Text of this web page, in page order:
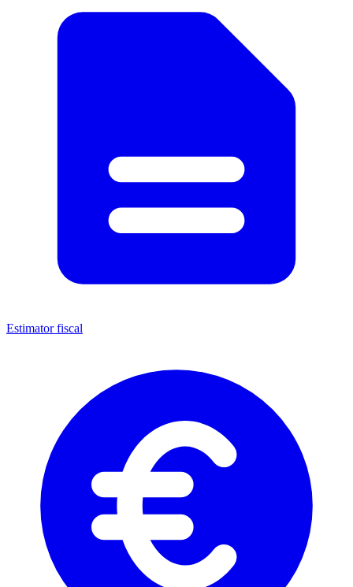
Estimator fiscal